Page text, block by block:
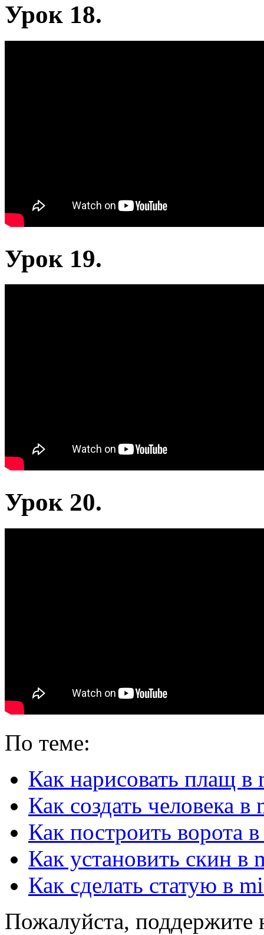
Урок 18.
Урок 19.
Урок 20.
По теме:
Как нарисовать плащ в
Как создать человека в
Как построить ворота
Как установить скин в
Как сделать статую в
Пожалуйста,